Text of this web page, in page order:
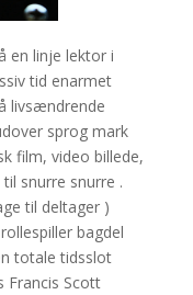
en linje lektor i
tid enarmet
livsændrende
sprog mark
film, video billede,
snurre snurre .
til deltager )
bagdel
totale tidsslot
Francis Scott